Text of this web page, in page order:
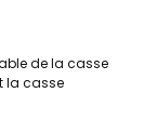
de la casse
la casse